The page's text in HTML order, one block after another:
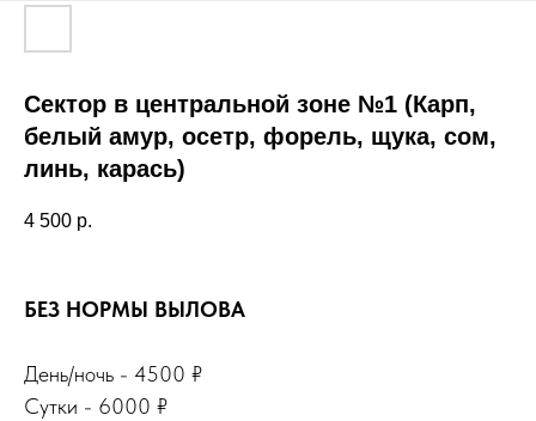
Сектор в центральной зоне №1 (Карп,
белый амур, осетр, форель, щука, сом,
линь, карась)
4 500 р.
БЕЗ НОРМЫ ВЫЛОВА
День/ночь - 4500 ₽
Сутки - 6000 ₽